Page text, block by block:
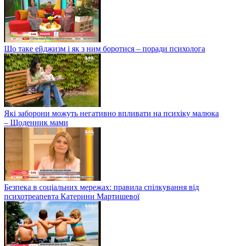
Що таке ейджизм і як з ним боротися – поради психолога
Які заборони можуть негативно впливати на психіку малюка
– Щоденник мами
Безпека в соціальних мережах: правила спілкування від
психотреапевта Катерини Мартишевої